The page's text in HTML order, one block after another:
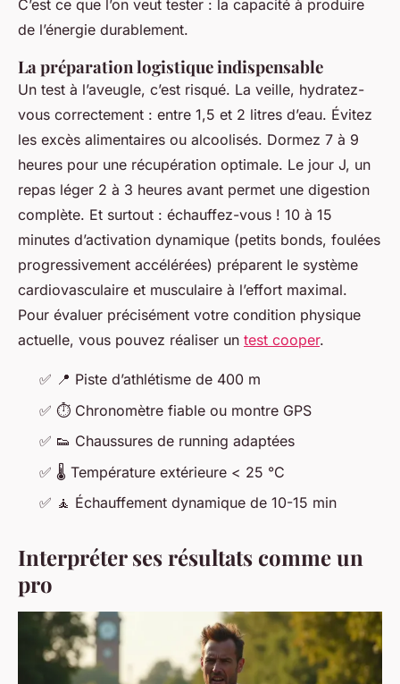
C’est ce que l’on veut tester : la capacité à produire
de l’énergie durablement.
La préparation logistique indispensable
Un test à l’aveugle, c’est risqué. La veille, hydratez-
vous correctement : entre 1,5 et 2 litres d’eau. Évitez
les excès alimentaires ou alcoolisés. Dormez 7 à 9
heures pour une récupération optimale. Le jour J, un
repas léger 2 à 3 heures avant permet une digestion
complète. Et surtout : échauffez-vous ! 10 à 15
minutes d’activation dynamique (petits bonds, foulées
progressivement accélérées) préparent le système
cardiovasculaire et musculaire à l’effort maximal.
Pour évaluer précisément votre condition physique
actuelle, vous pouvez réaliser un test cooper.
✅ 📍 Piste d’athlétisme de 400 m
✅ ⏱️ Chronomètre fiable ou montre GPS
✅ 👟 Chaussures de running adaptées
✅ 🌡️ Température extérieure < 25 °C
✅ 🧘 Échauffement dynamique de 10-15 min
Interpréter ses résultats comme un
pro